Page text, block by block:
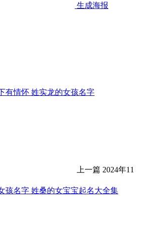
生成海报
有情怀 姓实龙的女孩名字
上一篇 2024年11
孩名字 姓桑的女宝宝起名大全集